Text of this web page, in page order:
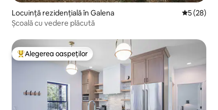
Locuință rezidențială în Galena Scor
5 (28)
Școală cu vedere plăcută
Locuință din topul categoriei Alegerea oaspeților
Alegerea oaspeților